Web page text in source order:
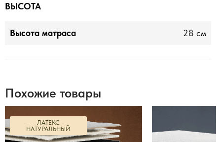
ВЫСОТА
Высота матраса 28 см
Похожие товары
ЛАТЕКС
НАТУРАЛЬНЫЙ